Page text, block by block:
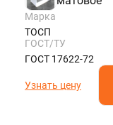
Марка
ТОСП
ГОСТ/ТУ
ГОСТ 17622-72
Узнать цену